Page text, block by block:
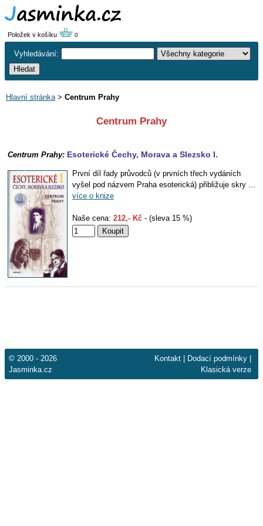
Položek v košíku 0
Vyhledávání:
Hlavní stránka> Centrum Prahy
Centrum Prahy
Centrum Prahy: Esoterické Čechy, Morava a Slezsko I.
První díl řady průvodců (v prvních třech vydáních
vyšel pod názvem Praha esoterická) přibližuje skry ...
více o knize
Naše cena: 212,- Kč - (sleva 15 %)
© 2000 - 2026
Jasminka.cz
Kontakt Dodací podmínky